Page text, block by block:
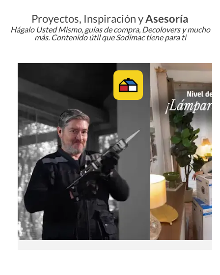
Proyectos, Inspiración yAsesoría
Hágalo Usted Mismo, guías de compra, Decolovers y mucho
más. Contenido útil que Sodimac tiene para ti